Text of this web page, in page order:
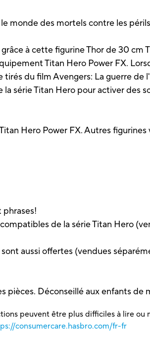
monde des mortels contre les
à cette figurine Thor de 30 cm
Titan Hero Power FX.
du film Avengers: La guerre
série Titan Hero pour activer des
Hero Power FX. Autres
de la série Titan Hero
aussi offertes (vendues
Déconseillé aux enfants de
peuvent être plus difficiles à lire ou
consumercare.hasbro.com/fr-fr